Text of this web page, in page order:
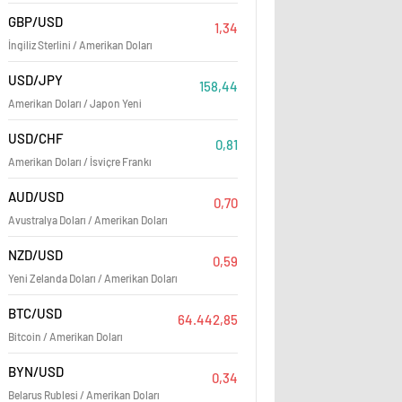
İBB’nin Gazze’ye
tırları yola çıktı
GBP/USD
İngiliz Sterlini / Amerikan Doları
1,34
USD/JPY
Amerikan Doları / Japon Yeni
158,44
USD/CHF
Amerikan Doları / İsviçre Frankı
0,81
AUD/USD
Avustralya Doları / Amerikan Doları
0,70
NZD/USD
Yeni Zelanda Doları / Amerikan Doları
0,59
BTC/USD
Bitcoin / Amerikan Doları
64.442,85
BYN/USD
Belarus Rublesi / Amerikan Doları
0,34